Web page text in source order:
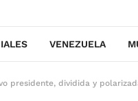
VENEZUELA
presidente, dividida y